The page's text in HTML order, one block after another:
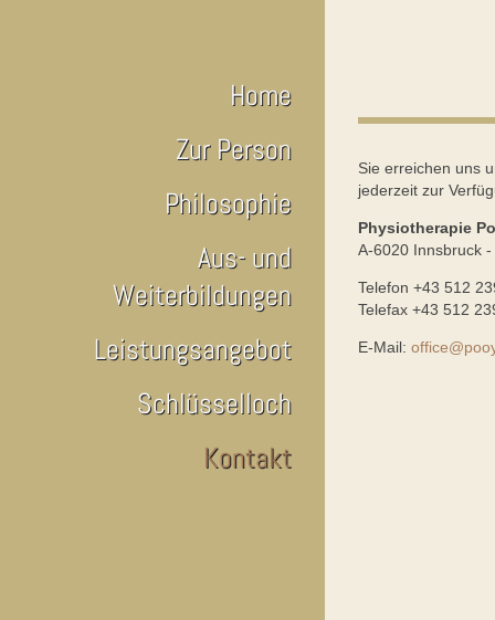
Home
Zur Person
Philosophie
Aus- und
Weiterbildungen
Leistungsangebot
Schlüsselloch
Kontakt
Sie erreichen uns
jederzeit zur
Physiotherapie
A-6020 Innsbruck
Telefon +43 512
Telefax +43 512
E-Mail: